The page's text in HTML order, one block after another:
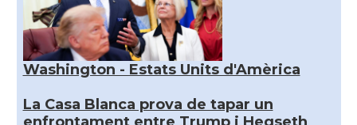
Washington - Estats Units d'Amèrica
La Casa Blanca prova de tapar un